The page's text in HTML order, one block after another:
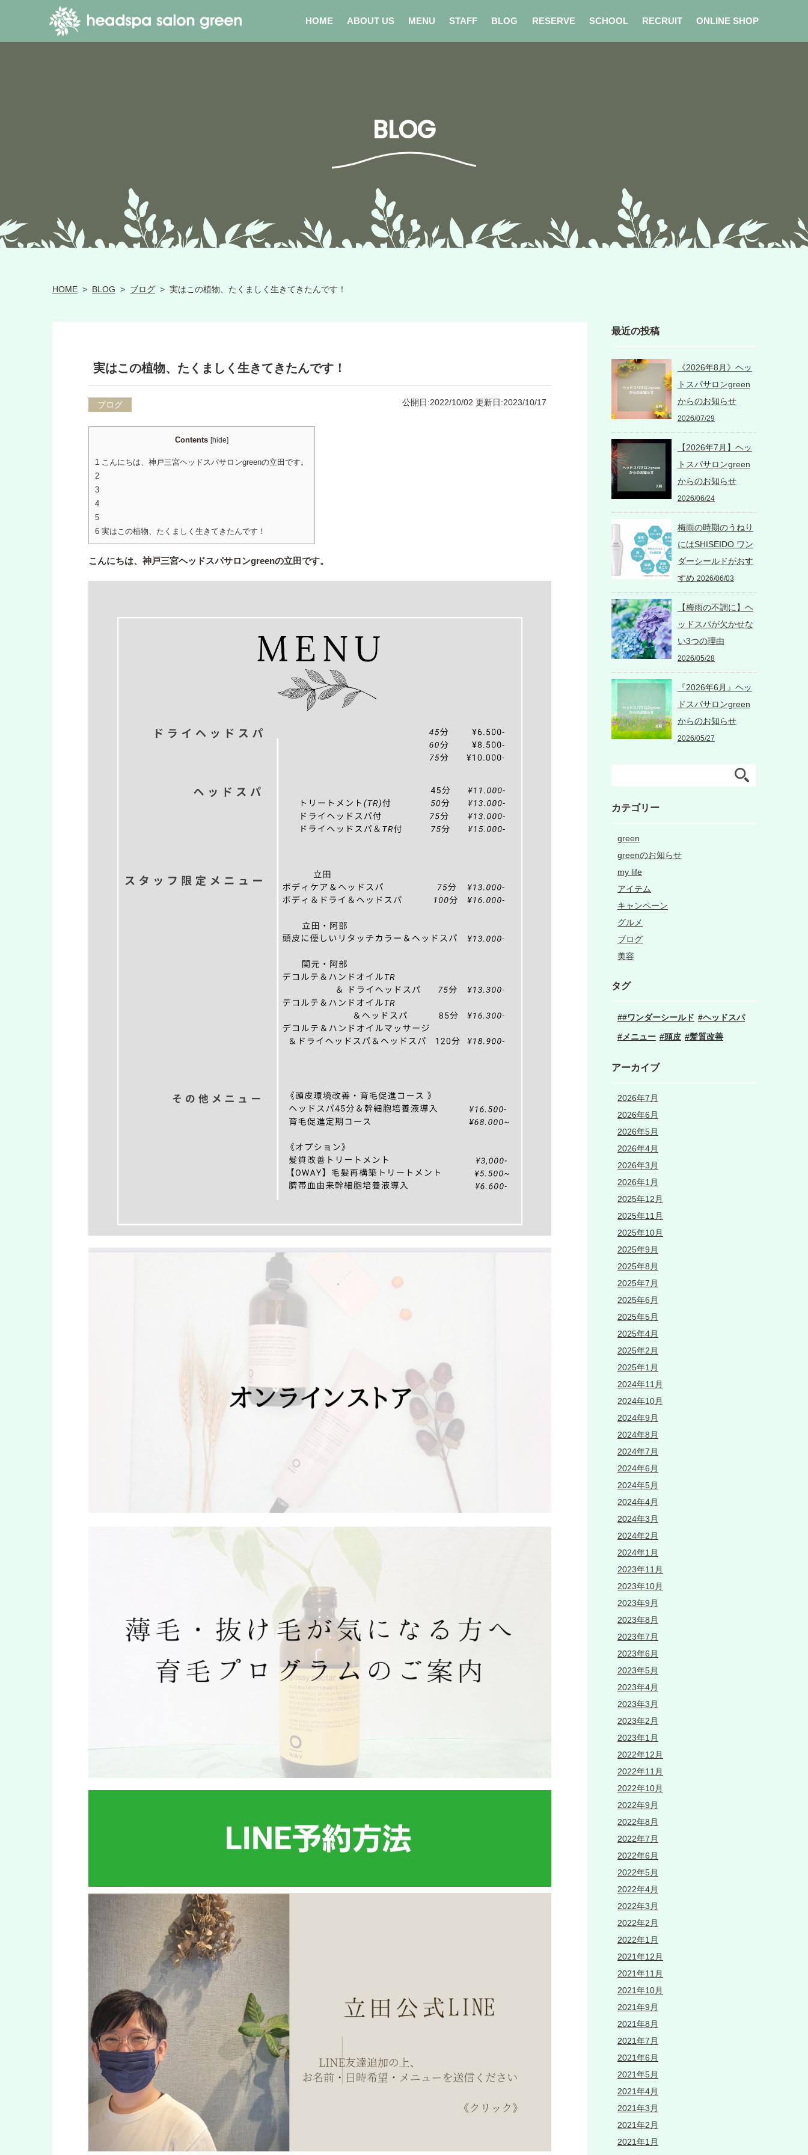
HOME ABOUT US MENU STAFF BLOG RESERVE SCHOOL RECRUIT ONLINE SHOP
BLOG
HOME > BLOG > ブログ > 実はこの植物、たくましく生きてきたんです！
実はこの植物、たくましく生きてきたんです！
ブログ 公開日:2022/10/02 更新日:2023/10/17
Contents [hide]
1 こんにちは、神戸三宮ヘッドスパサロンgreenの立田です。
2
3
4
5
6 実はこの植物、たくましく生きてきたんです！
こんにちは、神戸三宮ヘッドスパサロンgreenの立田です。
最近の投稿
《2026年8月》ヘッ
トスパサロンgreen
からのお知らせ
2026/07/29
【2026年7月】ヘッ
トスパサロンgreen
からのお知らせ
2026/06/24
梅雨の時期のうねり
にはSHISEIDO ワン
ダーシールドがおす
すめ 2026/06/03
【梅雨の不調に】ヘ
ッドスパが欠かせな
い3つの理由
2026/05/28
『2026年6月』ヘッ
ドスパサロンgreen
からのお知らせ
2026/05/27
カテゴリー
green
greenのお知らせ
my life
アイテム
キャンペーン
グルメ
ブログ
美容
タグ
#ワンダーシールド
ヘッドスパ
メニュー
頭皮 髪質改善
アーカイブ
2026年7月
2026年6月
2026年5月
2026年4月
2026年3月
2026年1月
2025年12月
2025年11月
2025年10月
2025年9月
2025年8月
2025年7月
2025年6月
2025年5月
2025年4月
2025年2月
2025年1月
2024年11月
2024年10月
2024年9月
2024年8月
2024年7月
2024年6月
2024年5月
2024年4月
2024年3月
2024年2月
2024年1月
2023年11月
2023年10月
2023年9月
2023年8月
2023年7月
2023年6月
2023年5月
2023年4月
2023年3月
2023年2月
2023年1月
2022年12月
2022年11月
2022年10月
2022年9月
2022年8月
2022年7月
2022年6月
2022年5月
2022年4月
2022年3月
2022年2月
2022年1月
2021年12月
2021年11月
2021年10月
2021年9月
2021年8月
2021年7月
2021年6月
2021年5月
2021年4月
2021年3月
2021年2月
2021年1月